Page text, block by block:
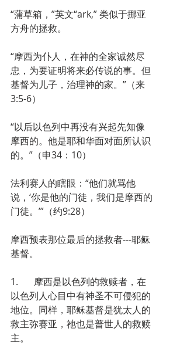
“蒲草箱，”英文“ark,” 类似于挪亚
方舟的拯救。
“摩西为仆人，在神的全家诚然尽
忠，为要证明将来必传说的事。但
基督为儿子，治理神的家。”（来
3:5-6）
“以后以色列中再没有兴起先知像
摩西的。他是耶和华面对面所认识
的。”（申34：10）
法利赛人的瞎眼：“他们就骂他
说，‘你是他的门徒，我们是摩西的
门徒。’”（约9:28）
摩西预表那位最后的拯救者---耶稣
基督。
1.	摩西是以色列的救赎者，在
以色列人心目中有神圣不可侵犯的
地位。同样，耶稣基督是犹太人的
救主弥赛亚，祂也是普世人的救赎
主。